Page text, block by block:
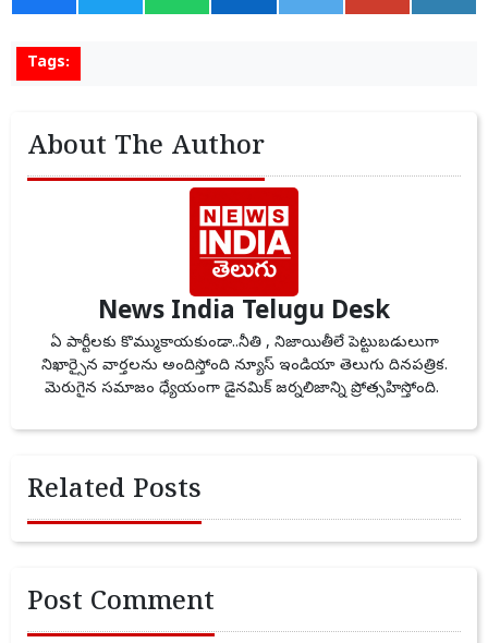
Tags:
About The Author
News India Telugu Desk
ఏ పార్టీలకు కొమ్ముకాయకుండా..నీతి , నిజాయితీలే పెట్టుబడులుగా
నిఖార్సైన వార్తలను అందిస్తోంది న్యూస్ ఇండియా తెలుగు దినపత్రిక.
మెరుగైన సమాజం ధ్యేయంగా డైనమిక్ జర్నలిజాన్ని ప్రోత్సహిస్తోంది.
Related Posts
Post Comment